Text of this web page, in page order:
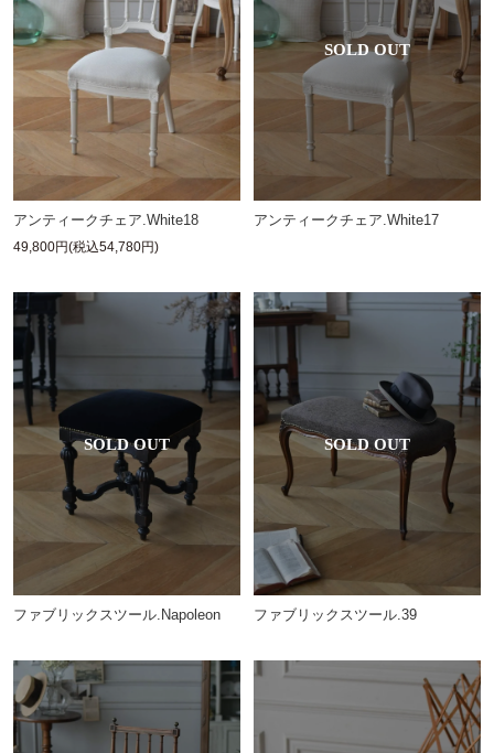
アンティークチェア.White18
49,800円(税込54,780円)
アンティークチェア.White17
ファブリックスツール.Napoleon ファブリックスツール.39